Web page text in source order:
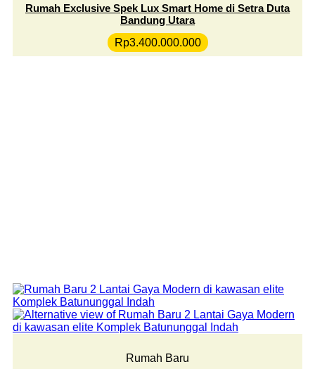
Rumah Exclusive Spek Lux Smart Home di Setra Duta
Bandung Utara
Rp3.400.000.000
Rumah Baru